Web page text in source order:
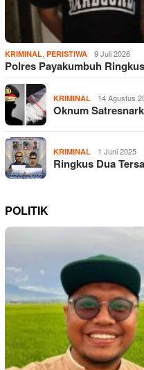
KRIMINAL, PERISTIWA 9 Juli 2026
Polres Payakumbuh
KRIMINAL 14 Agustus
Oknum
KRIMINAL 1 Juni 2025
Ringkus Dua
POLITIK